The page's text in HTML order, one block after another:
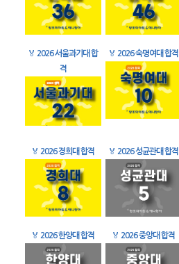
🏅 2026 서울과기대 합
격
🏅 2026 숙명여대 합격
🏅 2026 경희대 합격 🏅 2026 성균관대 합격
🏅 2026 한양대 합격 🏅 2026 중앙대 합격